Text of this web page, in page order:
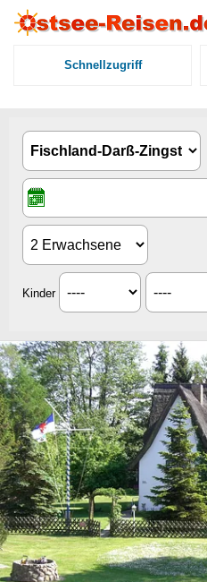
Schnellzugriff
Kinder